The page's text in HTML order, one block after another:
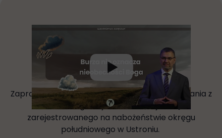
Zapraszamy Cię do obejrzenia pierwszego kazania z
serii „Odwagi! Ja jestem, nie bójcie się”,
zarejestrowanego na nabożeństwie okręgu
południowego w Ustroniu.